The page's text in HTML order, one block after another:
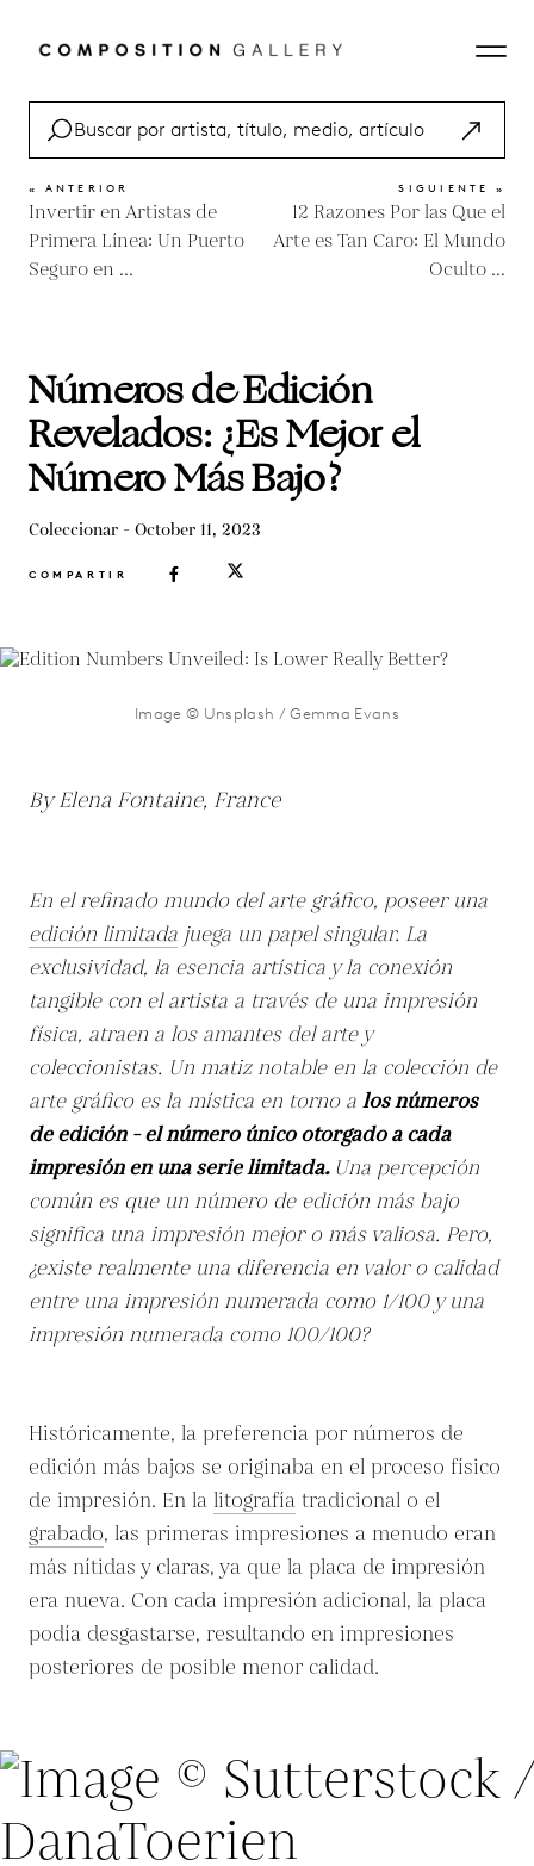
« ANTERIOR
Invertir en Artistas de
Primera Línea: Un Puerto
Seguro en ...
SIGUIENTE »
12 Razones Por las Que el
Arte es Tan Caro: El Mundo
Oculto ...
Números de Edición
Revelados: ¿Es Mejor el
Número Más Bajo?
Coleccionar - October 11, 2023
COMPARTIR
Image © Unsplash / Gemma Evans
By Elena Fontaine, France
En el refinado mundo del arte gráfico, poseer una
edición limitada juega un papel singular. La
exclusividad, la esencia artística y la conexión
tangible con el artista a través de una impresión
física, atraen a los amantes del arte y
coleccionistas. Un matiz notable en la colección de
arte gráfico es la mística en torno a los números
de edición - el número único otorgado a cada
impresión en una serie limitada. Una percepción
común es que un número de edición más bajo
significa una impresión mejor o más valiosa. Pero,
¿existe realmente una diferencia en valor o calidad
entre una impresión numerada como 1/100 y una
impresión numerada como 100/100?
Históricamente, la preferencia por números de
edición más bajos se originaba en el proceso físico
de impresión. En la litografía tradicional o el
grabado, las primeras impresiones a menudo eran
más nítidas y claras, ya que la placa de impresión
era nueva. Con cada impresión adicional, la placa
podía desgastarse, resultando en impresiones
posteriores de posible menor calidad.